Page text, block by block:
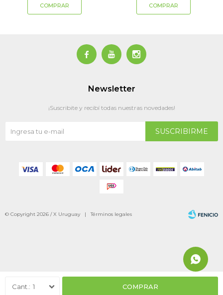
1 COMPRAR
  
Newsletter
¡Suscribite y recibí todas nuestras novedades!
SUSCRIBIRME
© Copyright 2026 / X Uruguay |Términos legales